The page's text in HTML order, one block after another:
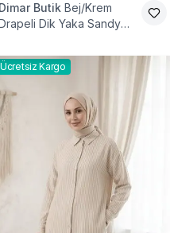
Dimar Butik Bej/Krem
Dik Yaka Sandy
Ücretsiz Kargo